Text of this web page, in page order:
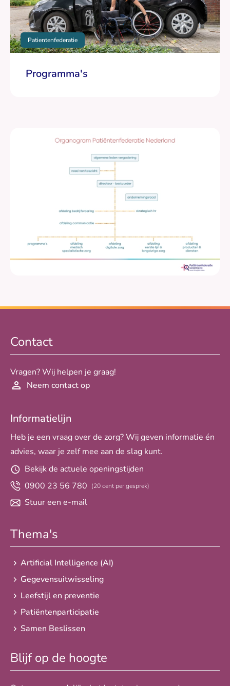
Programma's
Patientenfederatie
Contact
Vragen? Wij helpen je graag!
Neem contact op
Informatielijn
Heb je een vraag over de zorg? Wij geven informatie én
advies, waar je zelf mee aan de slag kunt.
Bekijk de actuele openingstijden
0900 23 56 780
(20 cent per gesprek)
Stuur een e-mail
Thema's
Artificial Intelligence (AI)
Gegevensuitwisseling
Leefstijl en preventie
Patiëntenparticipatie
Samen Beslissen
Blijf op de hoogte